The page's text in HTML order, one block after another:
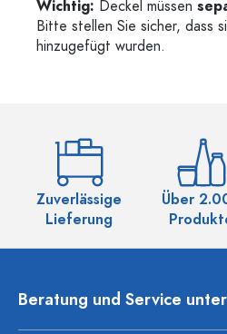
Wichtig: Deckel müssen
Bitte stellen Sie sicher, dass
hinzugefügt wurden.
Zuverlässige
Lieferung
Über
Beratung und Service